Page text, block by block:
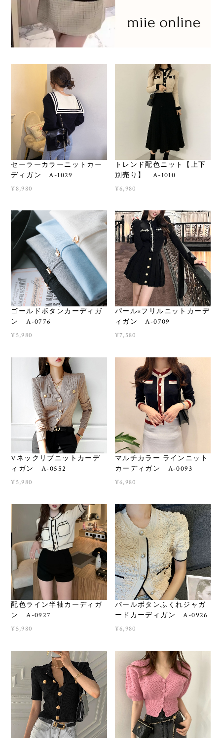
セーラーカラーニットカー
ディガン A-1029
¥8,980
トレンド配色ニット【上下
別売り】 A-1010
¥6,980
ゴールドボタンカーディガ
ン A-0776
¥5,980
パール×フリルニットカーデ
ィガン A-0709
¥7,580
Vネックリブニットカーデ
ィガン A-0552
¥5,980
マルチカラー ラインニット
カーディガン A-0093
¥6,980
配色ライン半袖カーディガ
ン A-0927
¥5,980
パールボタンふくれジャガ
ードカーディガン A-0926
¥6,980